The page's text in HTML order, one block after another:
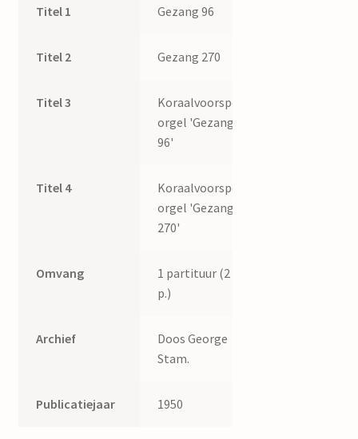
Titel 1 Gezang 96
Titel 2 Gezang 270
Titel 3
Koraalvoorspel,
orgel 'Gezang
96'
Titel 4
Koraalvoorspel,
orgel 'Gezang
270'
Omvang
1 partituur (2
p.)
Archief
Doos George
Stam.
Publicatiejaar 1950